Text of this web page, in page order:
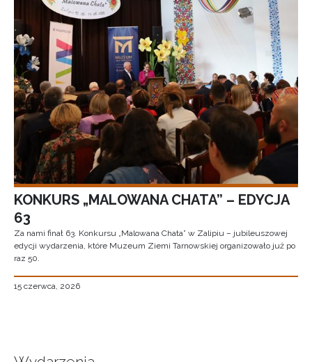
KONKURS „MALOWANA CHATA” – EDYCJA
63
Za nami finał 63. Konkursu „Malowana Chata” w Zalipiu – jubileuszowej
edycji wydarzenia, które Muzeum Ziemi Tarnowskiej organizowało już po
raz 50.
15 czerwca, 2026